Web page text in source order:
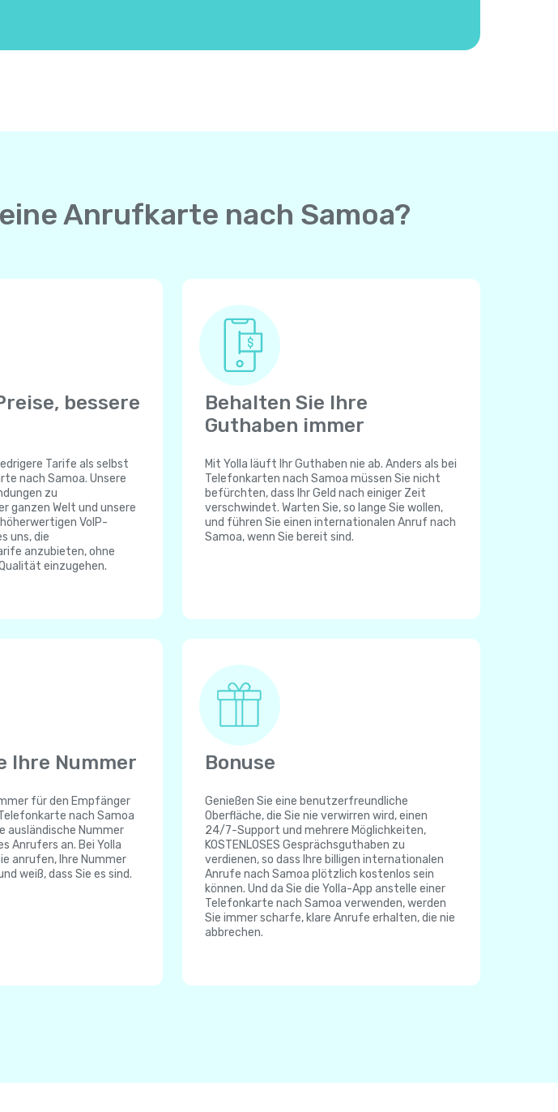
Anrufkarte nach Samoa?
bessere
Tarife als selbst
nach Samoa. Unsere
zu
ganzen Welt und unsere
VoIP-
uns, die
anzubieten, ohne
einzugehen.
Behalten Sie Ihre
Guthaben immer
Mit Yolla läuft Ihr Guthaben nie ab. Anders als bei
Telefonkarten nach Samoa müssen Sie nicht
befürchten, dass Ihr Geld nach einiger Zeit
verschwindet. Warten Sie, so lange Sie wollen,
und führen Sie einen internationalen Anruf nach
Samoa, wenn Sie bereit sind.
Ihre Nummer
für den Empfänger
nach Samoa
ausländische Nummer
Anrufers an. Bei Yolla
anrufen, Ihre Nummer
weiß, dass Sie es sind.
Bonuse
Genießen Sie eine benutzerfreundliche
Oberfläche, die Sie nie verwirren wird, einen
24/7-Support und mehrere Möglichkeiten,
KOSTENLOSES Gesprächsguthaben zu
verdienen, so dass Ihre billigen internationalen
Anrufe nach Samoa plötzlich kostenlos sein
können. Und da Sie die Yolla-App anstelle einer
Telefonkarte nach Samoa verwenden, werden
Sie immer scharfe, klare Anrufe erhalten, die nie
abbrechen.